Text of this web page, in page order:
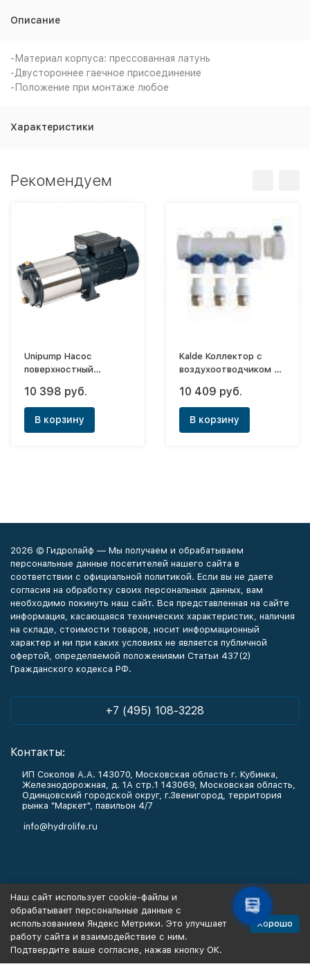
Описание
-Материал корпуса: прессованная латунь
-Двустороннее гаечное присоединение
-Положение при монтаже любое
Характеристики
Рекомендуем
Unipump Насос
поверхностный
МН-200А
10 398 руб.
В корзину
Kalde Коллектор с
воздухоотводчиком и
выхода (цвет ручек
синий)
10 409 руб.
В корзину
2026 © Гидролайф — Мы получаем и обрабатываем
персональные данные посетителей нашего сайта в
соответствии с официальной политикой. Если вы не даете
согласия на обработку своих персональных данных, вам
необходимо покинуть наш сайт. Вся представленная на сайте
информация, касающаяся технических характеристик, наличия
на складе, стоимости товаров, носит информационный
характер и ни при каких условиях не является публичной
офертой, определяемой положениями Статьи 437(2)
Гражданского кодекса РФ.
+7 (495) 108-3228
Контакты:
ИП Соколов А.А. 143070, Московская область г. Кубинка,
Железнодорожная, д. 1А стр.1 143069, Московская область,
Одинцовский городской округ, г.Звенигород, территория
рынка "Маркет", павильон 4/7
info@hydrolife.ru
Информация
Политика персональных данных
Наш сайт использует cookie-файлы и
обрабатывает персональные данные с
использованием Яндекс Метрики. Это улучшает
работу сайта и взаимодействие с ним.
Подтвердите ваше согласие, нажав кнопку ОК.
Хорошо